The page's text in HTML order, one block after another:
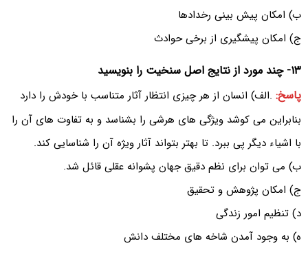
ب) امکان پیش بینی رخدادها
ج) امکان پیشگیری از برخی حوادث
۱۳- چند مورد از نتایج اصل سنخیت را بنویسید
پاسخ: .الف) انسان از هر چیزی انتظار آثار متناسب با خودش را دارد
بنابراین می کوشد ویژگی های هرشی را بشناسد و به تفاوت های آن را
با اشیاء دیگر پی ببرد. تا بهتر بتواند آثار ویژه آن را شناسایی کند.
ب) می توان برای نظم دقیق جهان پشوانه عقلى قائل شد.
ج) امکان پژوهش و تحقیق
د) تنظیم امور زندگی
ه) به وجود آمدن شاخه های مختلف دانش